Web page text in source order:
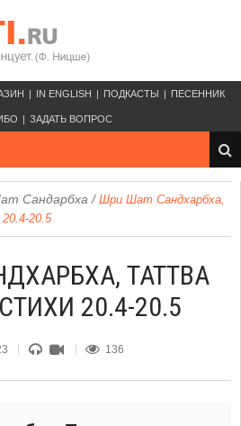
IN ENGLISH ПОДКАСТЫ ПЕСЕННИК
ЗАДАТЬ ВОПРОС
Сандарбха / Шри Шат Сандхарбха,
20.5
ТАТТВА
20.4-20.5
136